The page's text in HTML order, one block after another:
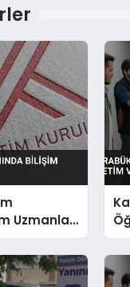
Uzmanları